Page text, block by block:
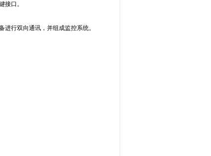
接口。
行双向通讯，并组成监控系统。